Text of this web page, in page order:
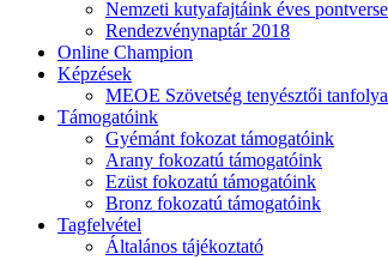
Nemzeti kutyafajtáink éves
Rendezvénynaptár 2018
Online Champion
Képzések
MEOE Szövetség tenyésztői
Támogatóink
Gyémánt fokozat támogatóink
Arany fokozatú támogatóink
Ezüst fokozatú támogatóink
Bronz fokozatú támogatóink
Tagfelvétel
Általános tájékoztató